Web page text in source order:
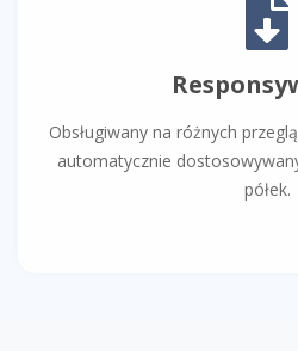
Obsługiwany na różnych
automatycznie
półek.